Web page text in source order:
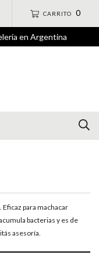
CARRITO 0
en Argentina
para machacar
bacterias y es de
asesoría.